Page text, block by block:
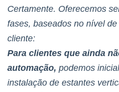
Certamente. Oferecemos
fases, baseados no nível
cliente:
Para clientes que ainda
automação, podemos
instalação de estantes